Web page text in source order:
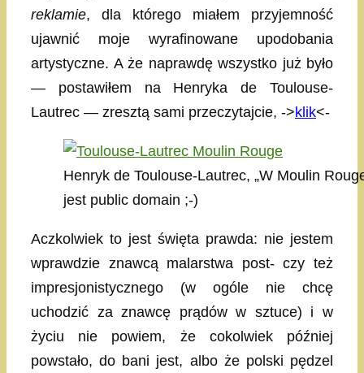
reklamie, dla którego miałem przyjemność
ujawnić moje wyrafinowane upodobania
artystyczne. A że naprawdę wszystko już było
— postawiłem na Henryka de Toulouse-
Lautrec — zresztą sami przeczytajcie, ->klik<-
Henryk de Toulouse-Lautrec, „W Moulin
jest public domain ;-)
Aczkolwiek to jest święta prawda: nie jestem
wprawdzie znawcą malarstwa post- czy też
impresjonistycznego (w ogóle nie chcę
uchodzić za znawcę prądów w sztuce) i w
życiu nie powiem, że cokolwiek później
powstało, do bani jest, albo że polski pędzel